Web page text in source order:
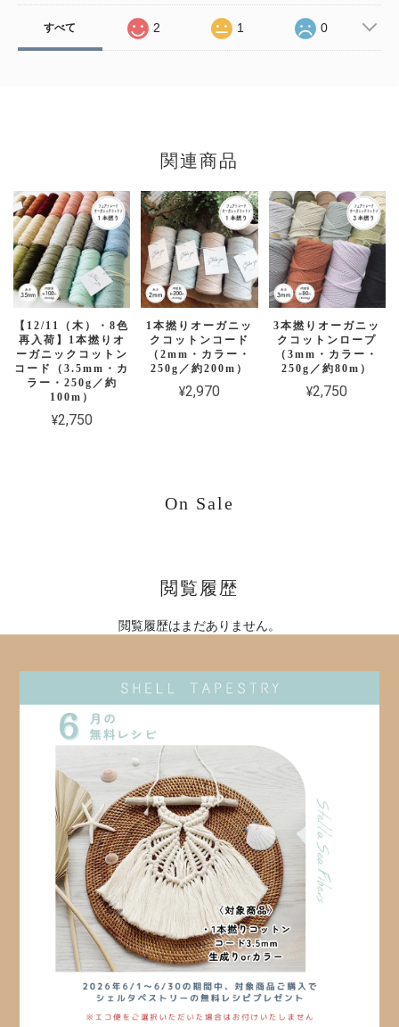
すべて 2 1 0
関連商品
【12/11（木）・8色
再入荷】1本撚りオ
ーガニックコットン
コード（3.5mm・カ
ラー・250g／約
100m）
¥2,750
1本撚りオーガニッ
クコットンコード
（2mm・カラー・
250g／約200m）
¥2,970
3本撚りオーガニッ
クコットンロープ
（3mm・カラー・
250g／約80m）
¥2,750
On Sale
閲覧履歴
閲覧履歴はまだありません。